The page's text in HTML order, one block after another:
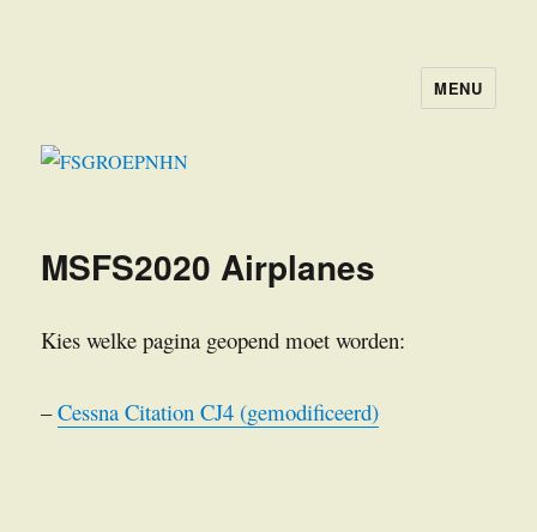
MENU
MSFS2020 Airplanes
Kies welke pagina geopend moet worden:
–Cessna Citation CJ4 (gemodificeerd)